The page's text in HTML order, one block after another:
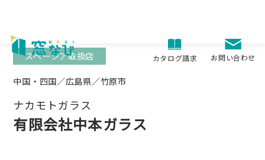
content
カタログ請求 お問い合わせ
中国・四国／広島県／竹原市
ナカモトガラス
有限会社中本ガラス
スペーシア取扱店